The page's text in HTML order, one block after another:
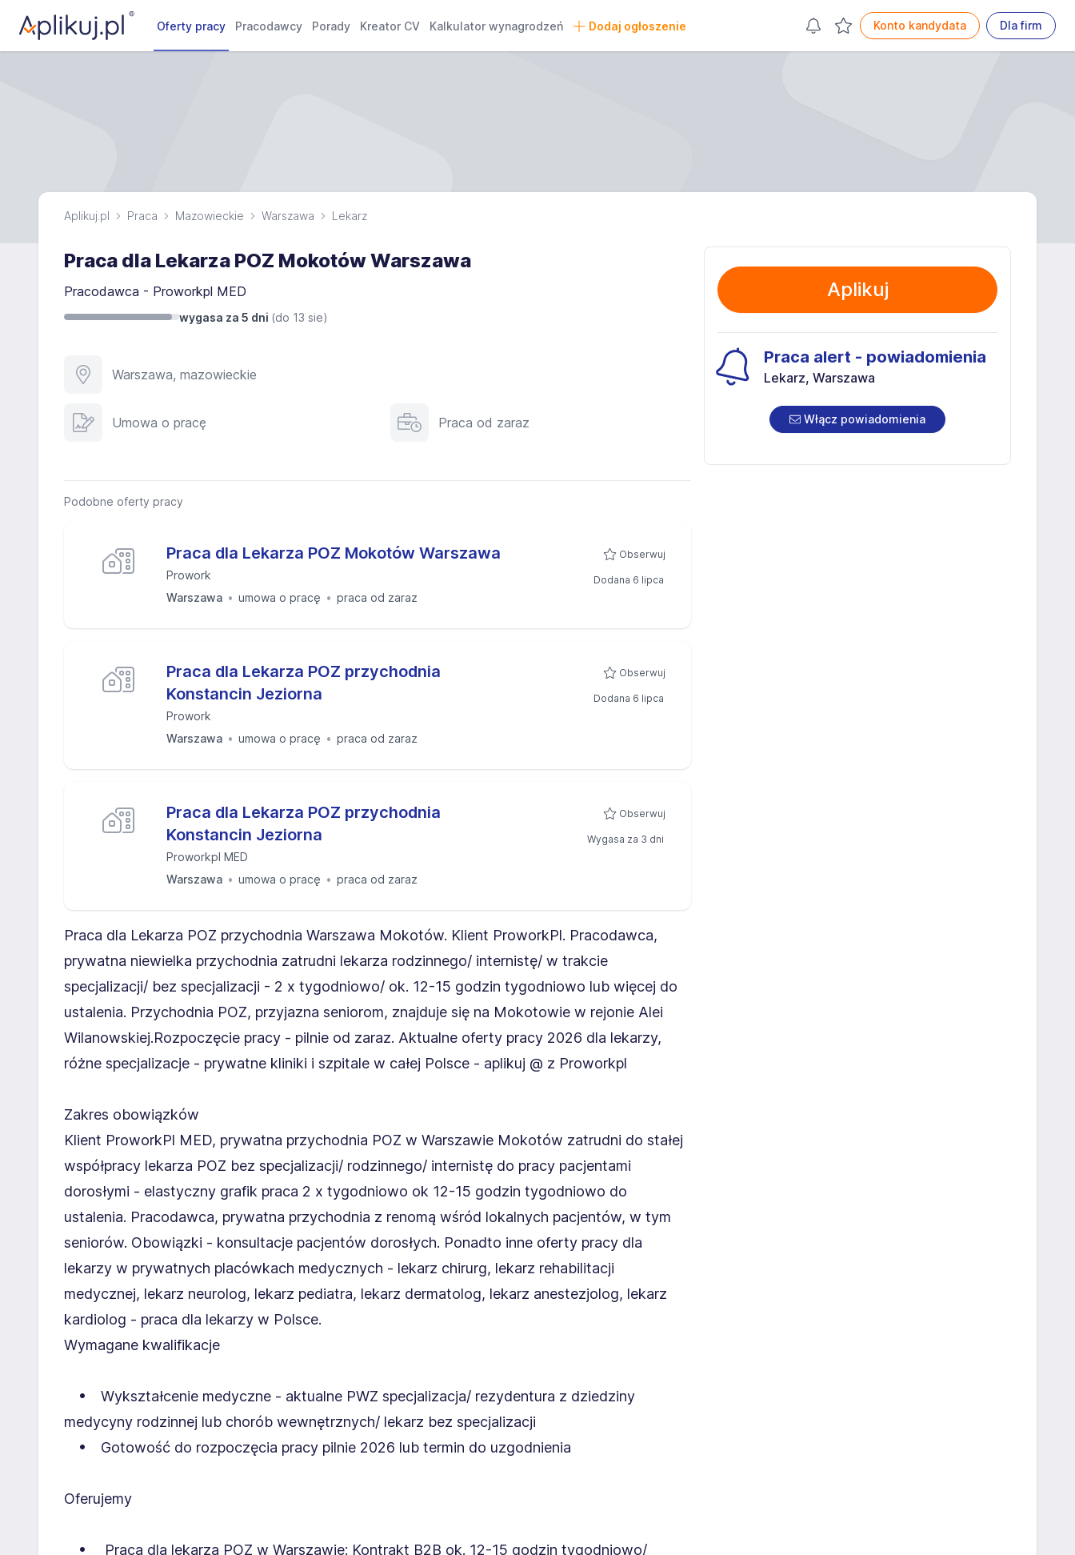
Oferty pracy Pracodawcy Porady Kreator CV Kalkulator wynagrodzeń Dodaj ogłoszenie Konto kandydata Dla firm
Aplikuj.pl Praca Mazowieckie Warszawa Lekarz
Praca dla Lekarza POZ Mokotów Warszawa
Pracodawca - Proworkpl MED
wygasa za 5 dni (do 13 sie)
Warszawa, mazowieckie
Umowa o pracę Praca od zaraz
Podobne oferty pracy
Praca dla Lekarza POZ Mokotów Warszawa
Prowork
Warszawa
umowa o pracę praca od zaraz
Obserwuj
Dodana 6 lipca
Praca dla Lekarza POZ przychodnia
Konstancin Jeziorna
Prowork
Warszawa
umowa o pracę praca od zaraz
Obserwuj
Dodana 6 lipca
Praca dla Lekarza POZ przychodnia
Konstancin Jeziorna
Proworkpl MED
Warszawa
umowa o pracę praca od zaraz
Obserwuj
Wygasa za 3 dni
Praca dla Lekarza POZ przychodnia Warszawa Mokotów. Klient ProworkPl. Pracodawca,
prywatna niewielka przychodnia zatrudni lekarza rodzinnego/ internistę/ w trakcie
specjalizacji/ bez specjalizacji - 2 x tygodniowo/ ok. 12-15 godzin tygodniowo lub więcej do
ustalenia. Przychodnia POZ, przyjazna seniorom, znajduje się na Mokotowie w rejonie Alei
Wilanowskiej.Rozpoczęcie pracy - pilnie od zaraz. Aktualne oferty pracy 2026 dla lekarzy,
różne specjalizacje - prywatne kliniki i szpitale w całej Polsce - aplikuj @ z Proworkpl
Zakres obowiązków
Klient ProworkPl MED, prywatna przychodnia POZ w Warszawie Mokotów zatrudni do stałej
współpracy lekarza POZ bez specjalizacji/ rodzinnego/ internistę do pracy pacjentami
dorosłymi - elastyczny grafik praca 2 x tygodniowo ok 12-15 godzin tygodniowo do
ustalenia. Pracodawca, prywatna przychodnia z renomą wśród lokalnych pacjentów, w tym
seniorów. Obowiązki - konsultacje pacjentów dorosłych. Ponadto inne oferty pracy dla
lekarzy w prywatnych placówkach medycznych - lekarz chirurg, lekarz rehabilitacji
medycznej, lekarz neurolog, lekarz pediatra, lekarz dermatolog, lekarz anestezjolog, lekarz
kardiolog - praca dla lekarzy w Polsce.
Wymagane kwalifikacje
• Wykształcenie medyczne - aktualne PWZ specjalizacja/ rezydentura z dziedziny
medycyny rodzinnej lub chorób wewnętrznych/ lekarz bez specjalizacji
• Gotowość do rozpoczęcia pracy pilnie 2026 lub termin do uzgodnienia
Oferujemy
• Praca dla lekarza POZ w Warszawie: Kontrakt B2B ok. 12-15 godzin tygodniowo/
Aplikuj
Praca alert - powiadomienia
Lekarz, Warszawa
Włącz powiadomienia